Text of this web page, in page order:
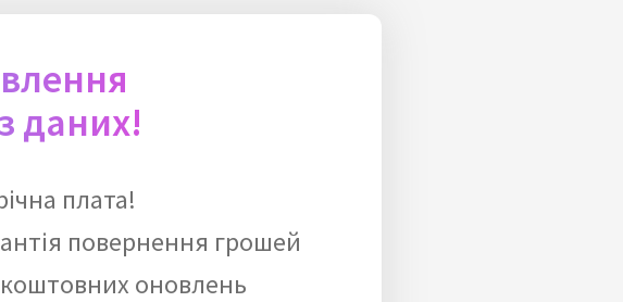
даних!
плата!
повернення грошей
оновлень